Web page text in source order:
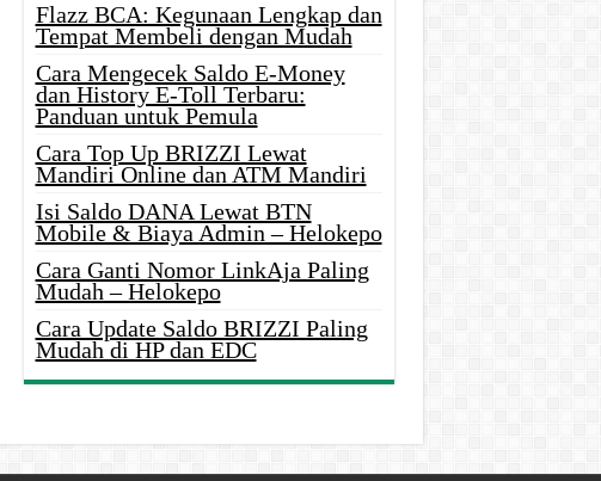
Flazz BCA: Kegunaan Lengkap dan
Tempat Membeli dengan Mudah
Cara Mengecek Saldo E-Money
dan History E-Toll Terbaru:
Panduan untuk Pemula
Cara Top Up BRIZZI Lewat
Mandiri Online dan ATM Mandiri
Isi Saldo DANA Lewat BTN
Mobile & Biaya Admin – Helokepo
Cara Ganti Nomor LinkAja Paling
Mudah – Helokepo
Cara Update Saldo BRIZZI Paling
Mudah di HP dan EDC